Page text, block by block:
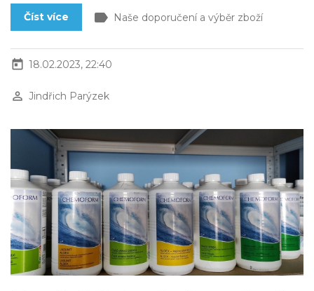
Číst více label Naše doporučení a výběr zboží
today 18.02.2023, 22:40
perm_identity Jindřich Parýzek